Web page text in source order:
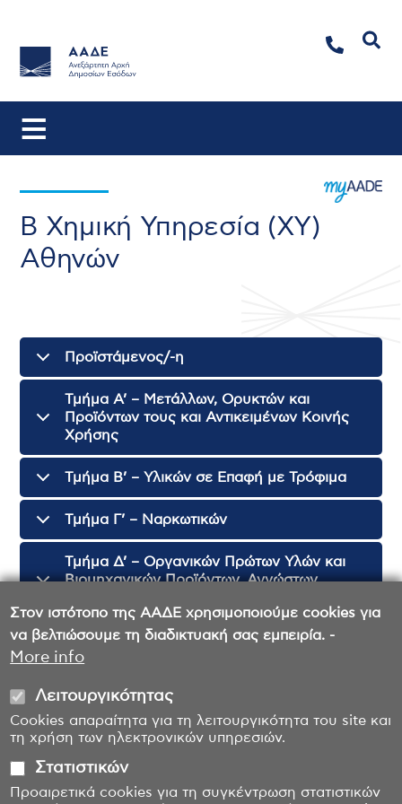
Στον ιστότοπο της ΑΑΔΕ χρησιμοποιούμε cookies για
να βελτιώσουμε τη διαδικτυακή σας εμπειρία. -
More info
Λειτουργικότητας
Cookies απαραίτητα για τη λειτουργικότητα του site και
τη χρήση των ηλεκτρονικών υπηρεσιών.
Στατιστικών
Προαιρετικά cookies για τη συγκέντρωση στατιστικών
Β Χημική Υπηρεσία (ΧΥ)
Αθηνών
Προϊστάμενος/-η
Τμήμα Α’ – Μετάλλων, Ορυκτών και
Προϊόντων τους και Αντικειμένων Κοινής
Χρήσης
Τμήμα B’ – Υλικών σε Επαφή με Τρόφιμα
Τμήμα Γ’ – Ναρκωτικών
Τμήμα Δ’ – Οργανικών Πρώτων Υλών και
Βιομηχανικών Προϊόντων, Αγνώστων
Γραμματεία